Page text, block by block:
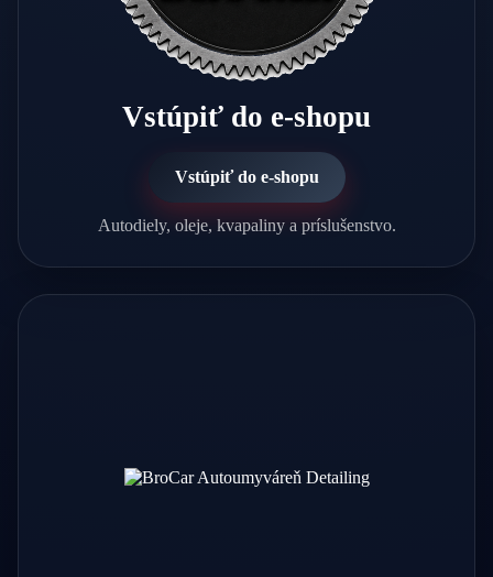
Vstúpiť do e-shopu
Vstúpiť do e-shopu
Autodiely, oleje, kvapaliny a príslušenstvo.